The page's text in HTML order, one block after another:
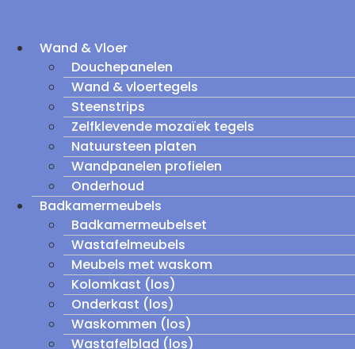
Wand & Vloer
Douchepanelen
Wand & vloertegels
Steenstrips
Zelfklevende mozaïek tegels
Natuursteen platen
Wandpanelen profielen
Onderhoud
Badkamermeubels
Badkamermeubelset
Wastafelmeubels
Meubels met waskom
Kolomkast (los)
Onderkast (los)
Waskommen (los)
Wastafelblad (los)